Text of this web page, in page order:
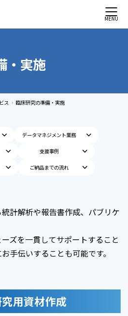
MENU
・実施
ス chevron_right 臨床研究の準備・実施
keyboard_arrow_down データマネジメント業務 keyboard_arrow_down
keyboard_arrow_down 支援事例 keyboard_arrow_down
keyboard_arrow_down ご納品までの流れ keyboard_arrow_down
計解析や報告書作成、パブリケ
ズを一貫してサポートすること
手伝いすることも可能です。
用資材作成